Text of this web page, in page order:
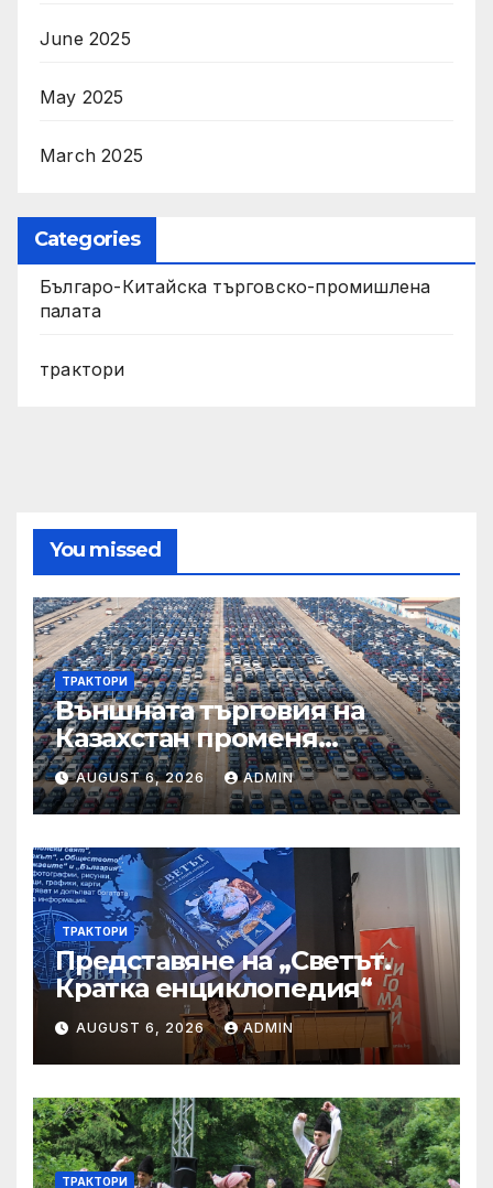
June 2025
May 2025
March 2025
Categories
Българо-Китайска търговско-промишлена
палата
трактори
You missed
ТРАКТОРИ
Външната търговия на
Казахстан променя
структурата си – шест
тенденции
AUGUST 6, 2026 ADMIN
ТРАКТОРИ
Представяне на „Светът.
Кратка енциклопедия“
AUGUST 6, 2026 ADMIN
ТРАКТОРИ